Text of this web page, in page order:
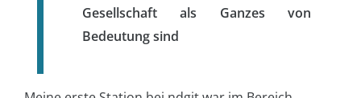
Gesellschaft als Ganzes von
Bedeutung sind